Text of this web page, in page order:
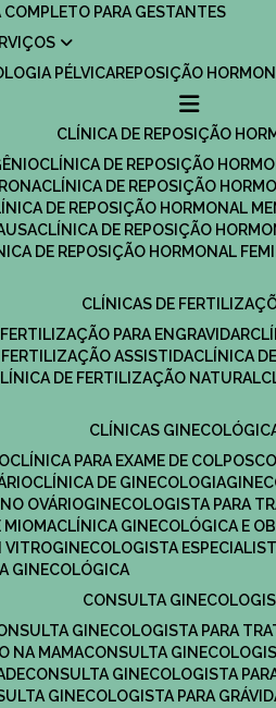
COMPLETO PARA GESTANTES
PÉLVICA REPOSIÇÃO
CLÍNICA DE REPOSIÇÃO
CLÍNICA DE REPOSIÇÃO
CLÍNICA DE REPOSIÇÃO
DE REPOSIÇÃO HORMONAL
CLÍNICA DE REPOSIÇÃO
DE REPOSIÇÃO HORMONAL
CLÍNICAS DE
FERTILIZAÇÃO PARA ENGRAVIDAR
FERTILIZAÇÃO ASSISTIDA
CLÍNICA
CLÍNICA DE FERTILIZAÇÃO NATURAL
CLÍNICAS
CLÍNICA PARA EXAME DE
CLÍNICA DE GINECOLOGIA
OVÁRIO
GINECOLOGISTA PARA
MIOMA
CLÍNICA GINECOLÓGICA E
VITRO
GINECOLOGISTA
GINECOLÓGICA
CONSULTA
GINECOLOGISTA PARA
NA MAMA
CONSULTA
CONSULTA GINECOLOGISTA
GINECOLOGISTA PARA